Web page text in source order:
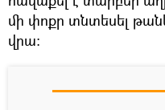
մի փոքր տնտեսել
վրա։